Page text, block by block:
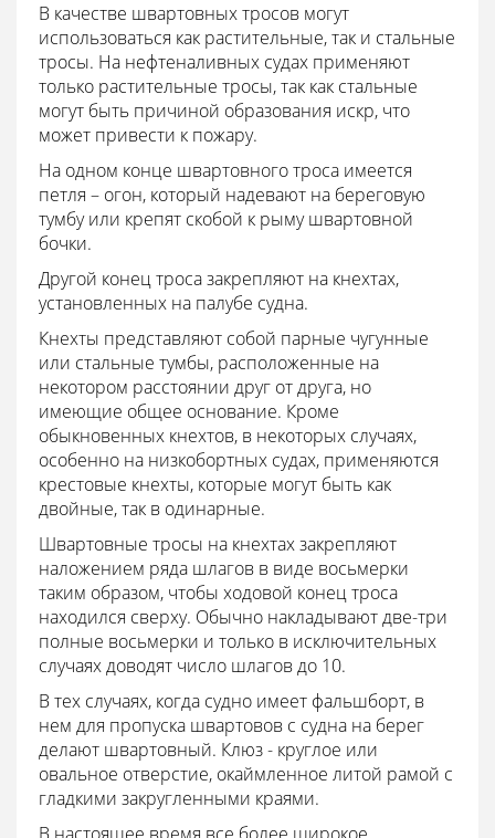
В качестве швартовных тросов могут
использоваться как растительные, так и стальные
тросы. На нефтеналивных судах применяют
только растительные тросы, так как стальные
могут быть причиной образования искр, что
может привести к пожару.
На одном конце швартовного троса имеется
петля – огон, который надевают на береговую
тумбу или крепят скобой к рыму швартовной
бочки.
Другой конец троса закрепляют на кнехтах,
установленных на палубе судна.
Кнехты представляют собой парные чугунные
или стальные тумбы, расположенные на
некотором расстоянии друг от друга, но
имеющие общее основание. Кроме
обыкновенных кнехтов, в некоторых случаях,
особенно на низкобортных судах, применяются
крестовые кнехты, которые могут быть как
двойные, так в одинарные.
Швартовные тросы на кнехтах закрепляют
наложением ряда шлагов в виде восьмерки
таким образом, чтобы ходовой конец троса
находился сверху. Обычно накладывают две-три
полные восьмерки и только в исключительных
случаях доводят число шлагов до 10.
В тех случаях, когда судно имеет фальшборт, в
нем для пропуска швартовов с судна на берег
делают швартовный. Клюз - круглое или
овальное отверстие, окаймленное литой рамой с
гладкими закругленными краями.